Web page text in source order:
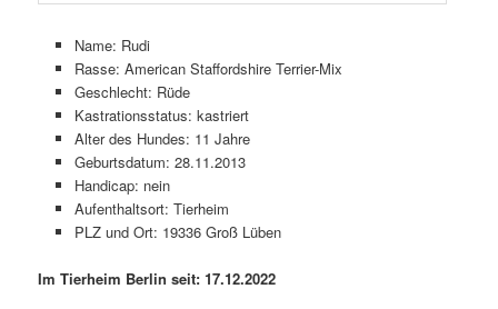
Name: Rudi
Rasse: American Staffordshire Terrier-Mix
Geschlecht: Rüde
Kastrationsstatus: kastriert
Alter des Hundes: 11 Jahre
Geburtsdatum: 28.11.2013
Handicap: nein
Aufenthaltsort: Tierheim
PLZ und Ort: 19336 Groß Lüben
Im Tierheim Berlin seit: 17.12.2022